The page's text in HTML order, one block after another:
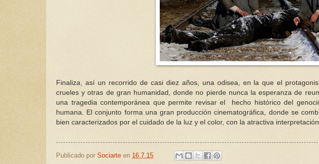
Finaliza, así un recorrido de casi diez años, una odisea, en la que el
crueles y otras de gran humanidad, donde no pierde nunca la esperanza de
una tragedia contemporánea que permite revisar el hecho histórico del
humana. El conjunto forma una gran producción cinematográfica, donde se
bien caracterizados por el cuidado de la luz y el color, con la atractiva
Publicado por Sociarte en 16.7.15